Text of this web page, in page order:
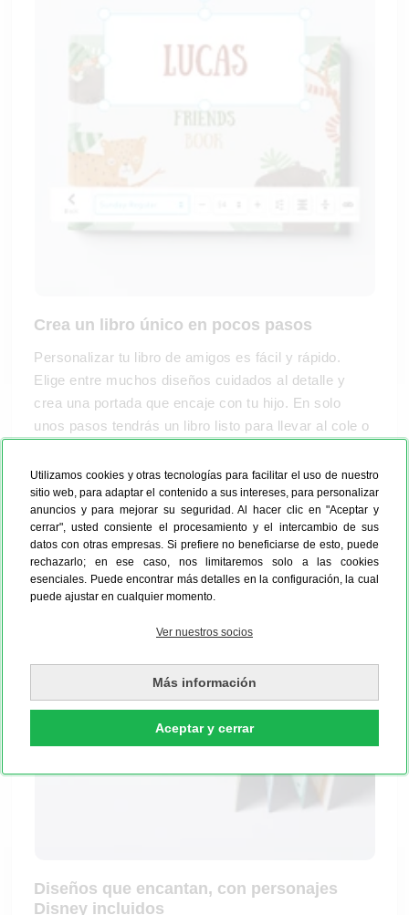
Utilizamos cookies y otras tecnologías para facilitar el uso de nuestro
sitio web, para adaptar el contenido a sus intereses, para personalizar
anuncios y para mejorar su seguridad. Al hacer clic en "Aceptar y
cerrar", usted consiente el procesamiento y el intercambio de sus
datos con otras empresas. Si prefiere no beneficiarse de esto, puede
rechazarlo; en ese caso, nos limitaremos solo a las cookies
esenciales. Puede encontrar más detalles en la configuración, la cual
puede ajustar en cualquier momento.
Ver nuestros socios
Más información
Aceptar y cerrar
Crea un libro único en pocos pasos
Personalizar tu libro de amigos es fácil y rápido.
Elige entre muchos diseños cuidados al detalle y
crea una portada que encaje con tu hijo. En solo
unos pasos tendrás un libro listo para llevar al cole o
amigos pueden escribir, dibujar y dejar mensajes.
Diseños que encantan, con personajes
Disney incluidos